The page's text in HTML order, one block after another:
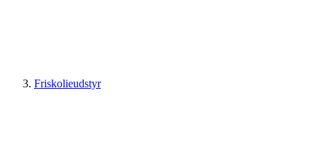
Friskolieudstyr